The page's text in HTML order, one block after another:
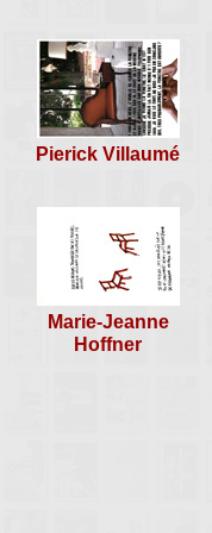
Pierick Villaumé
Marie-Jeanne
Hoffner